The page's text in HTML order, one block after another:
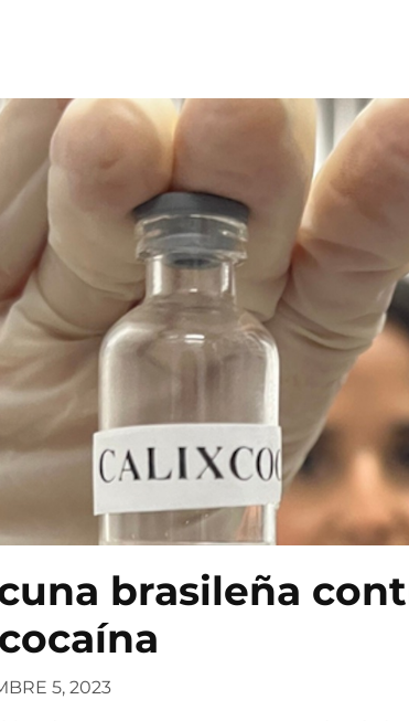
brasileña
5, 2023